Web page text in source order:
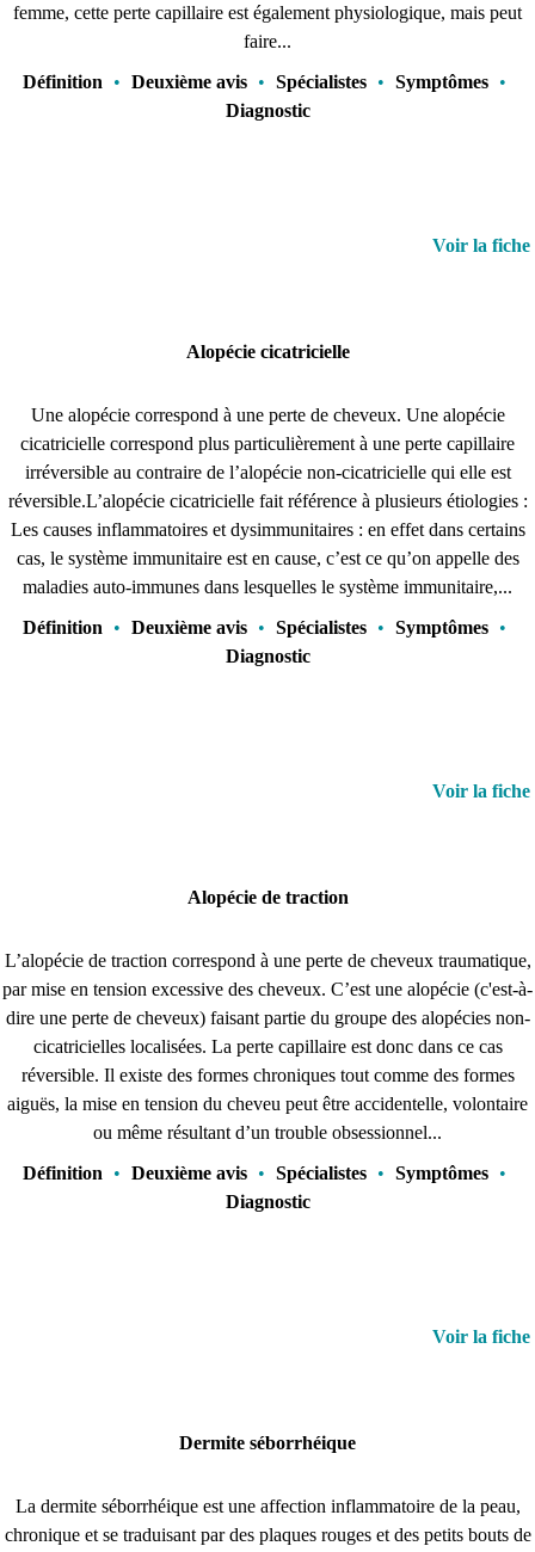
femme, cette perte capillaire est également physiologique, mais peut
faire...
Définition
• Deuxième avis • Spécialistes • Symptômes •
Diagnostic
Voir la fiche
Alopécie cicatricielle
Une alopécie correspond à une perte de cheveux. Une alopécie
cicatricielle correspond plus particulièrement à une perte capillaire
irréversible au contraire de l’alopécie non-cicatricielle qui elle est
réversible.L’alopécie cicatricielle fait référence à plusieurs étiologies :
Les causes inflammatoires et dysimmunitaires : en effet dans certains
cas, le système immunitaire est en cause, c’est ce qu’on appelle des
maladies auto-immunes dans lesquelles le système immunitaire,...
Définition
• Deuxième avis • Spécialistes • Symptômes •
Diagnostic
Voir la fiche
Alopécie de traction
L’alopécie de traction correspond à une perte de cheveux traumatique,
par mise en tension excessive des cheveux. C’est une alopécie (c'est-à-
dire une perte de cheveux) faisant partie du groupe des alopécies non-
cicatricielles localisées. La perte capillaire est donc dans ce cas
réversible. Il existe des formes chroniques tout comme des formes
aiguës, la mise en tension du cheveu peut être accidentelle, volontaire
ou même résultant d’un trouble obsessionnel...
Définition
• Deuxième avis • Spécialistes • Symptômes •
Diagnostic
Voir la fiche
Dermite séborrhéique
La dermite séborrhéique est une affection inflammatoire de la peau,
chronique et se traduisant par des plaques rouges et des petits bouts de